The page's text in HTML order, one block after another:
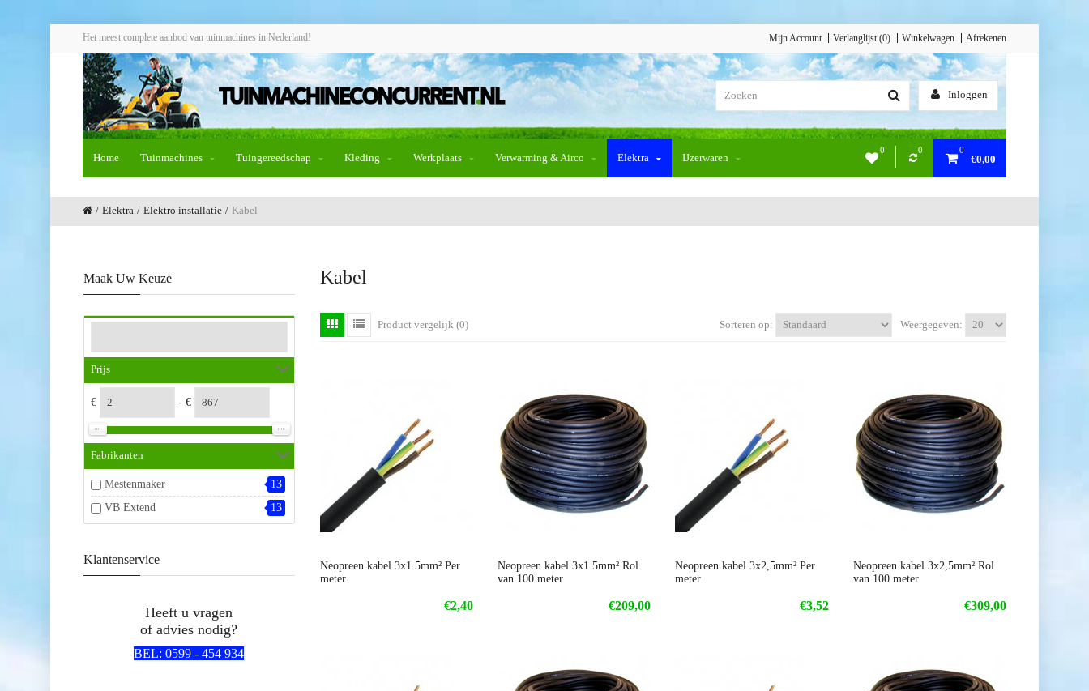
Het meest complete aanbod van tuinmachines in Nederland! Mijn Account Verlanglijst (0) Winkelwagen Afrekenen
Inloggen
0 0 0
€0,00
Home Tuinmachines Tuingereedschap Kleding Werkplaats Verwarming & Airco Elektra IJzerwaren
Elektra Elektro installatie Kabel
Maak Uw Keuze
Prijs
€ - €
Fabrikanten
Mestenmaker
13
VB Extend
13
Klantenservice
Heeft u vragen
of advies nodig?
BEL: 0599 - 454 934
Kabel
Weergegeven:
Sorteren op:
Product vergelijk (0)
Neopreen kabel 3x1.5mm² Per
meter
€2,40
Neopreen kabel 3x1.5mm² Rol
van 100 meter
€209,00
Neopreen kabel 3x2,5mm² Per
meter
€3,52
Neopreen kabel 3x2,5mm² Rol
van 100 meter
€309,00